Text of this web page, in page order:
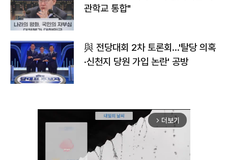
관학교 통합"
與 전당대회 2차 토론회…'탈당 의혹
·신천지 당원 가입 논란' 공방
arrow_forward_ios 더보기